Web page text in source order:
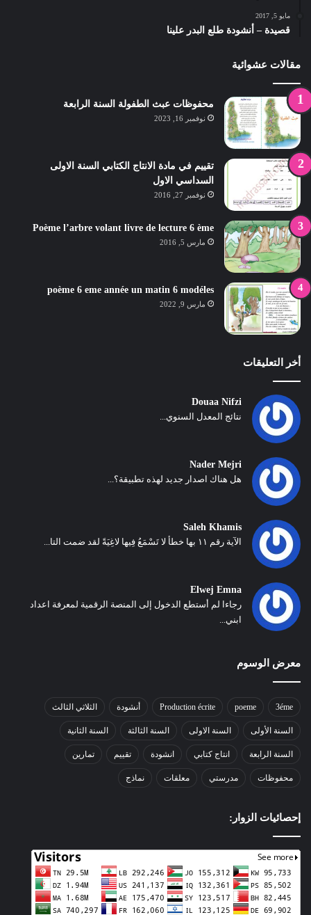
مايو 5, 2017
قصيدة – أنشودة طلع البدر علينا
مقالات عشوائية
محفوظات عبث الطفولة السنة الرابعة
نوفمبر 16, 2023
تقييم في مادة الانتاج الكتابي السنة الاولى
السداسي الاول
نوفمبر 27, 2016
Poème l’arbre volant livre de lecture 6 ème
مارس 5, 2016
poème 6 eme année un matin 6 modéles
مارس 9, 2022
أخر التعليقات
Douaa Nifzi
نتائج المعدل السنوي...
Nader Mejri
هل هناك اصدار جديد لهذه تطبيقة؟...
Saleh Khamis
الآية رقم ١١ بها خطأ لا تَسْمَعُ فِيها لاغِيَةً لقد ضمت التا...
Elwej Emna
رجاءا لم أستطع الدخول إلى المنصة الرقمية لمعرفة اعداد
ابني...
معرض الوسوم
3éme
poeme
Production écrite أنشودة الثلاثي الثالث
السنة الأولى السنة الاولى السنة الثالثة السنة الثانية
السنة الرابعة انتاج كتابي انشودة تقييم تمارين
محفوظات مدرستي معلقات نماذج
إحصائيات الزوار: